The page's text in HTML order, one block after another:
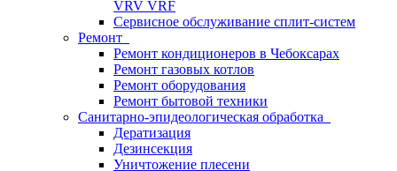
VRV VRF
Сервисное обслуживание сплит-систем
Ремонт
Ремонт кондиционеров в Чебоксарах
Ремонт газовых котлов
Ремонт оборудования
Ремонт бытовой техники
Санитарно-эпидеологическая обработка
Дератизация
Дезинсекция
Уничтожение плесени